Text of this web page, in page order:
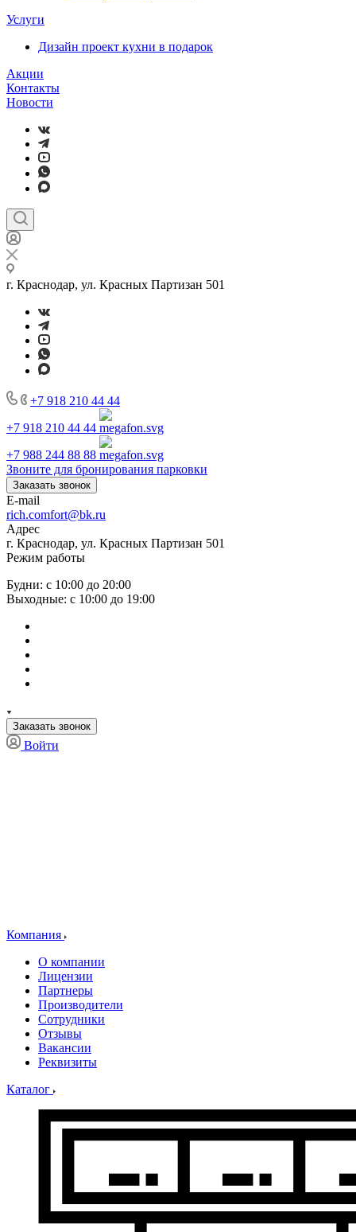
Услуги
Дизайн проект кухни в подарок
Акции
Контакты
Новости
г. Краснодар, ул. Красных Партизан 501
+7 918 210 44 44
+7 918 210 44 44
+7 988 244 88 88
Звоните для бронирования парковки
Заказать звонок
E-mail
rich.comfort@bk.ru
Адрес
г. Краснодар, ул. Красных Партизан 501
Режим работы
Будни: с 10:00 до 20:00
Выходные: с 10:00 до 19:00
Заказать звонок
Войти
Компания
О компании
Лицензии
Партнеры
Производители
Сотрудники
Отзывы
Вакансии
Реквизиты
Каталог